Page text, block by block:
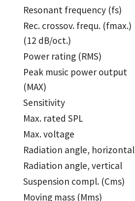
Resonant frequency (fs)
Rec. crossov. frequ. (fmax.)
(12 dB/oct.)
Power rating (RMS)
Peak music power output
(MAX)
Sensitivity
Max. rated SPL
Max. voltage
Radiation angle, horizontal
Radiation angle, vertical
Suspension compl. (Cms)
Moving mass (Mms)